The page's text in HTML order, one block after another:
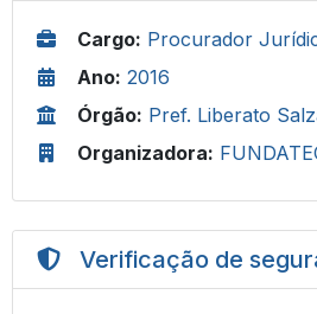
Cargo: Procurador
Ano: 2016
Órgão: Pref. Liberato
Organizadora:
Verificação de